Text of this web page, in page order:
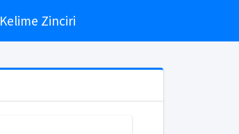
Kelime Zinciri